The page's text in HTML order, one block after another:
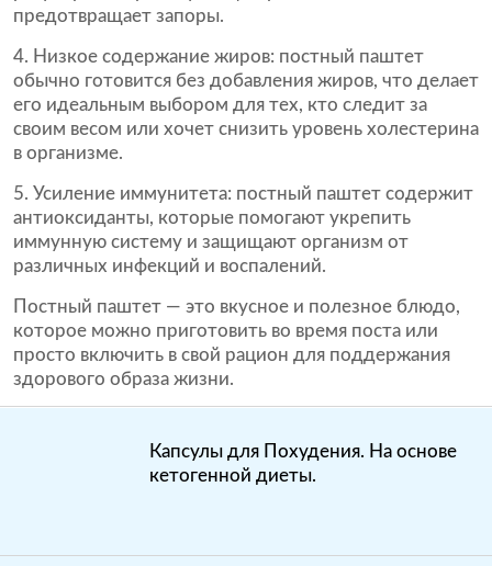
предотвращает запоры.
Низкое содержание жиров: постный паштет
обычно готовится без добавления жиров, что делает
его идеальным выбором для тех, кто следит за
своим весом или хочет снизить уровень холестерина
в организме.
Усиление иммунитета: постный паштет содержит
антиоксиданты, которые помогают укрепить
иммунную систему и защищают организм от
различных инфекций и воспалений.
Постный паштет — это вкусное и полезное блюдо,
которое можно приготовить во время поста или
просто включить в свой рацион для поддержания
здорового образа жизни.
Капсулы для Похудения. На основе
кетогенной диеты.